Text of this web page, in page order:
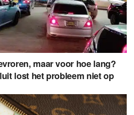
maar voor hoe lang?
lost het probleem niet op